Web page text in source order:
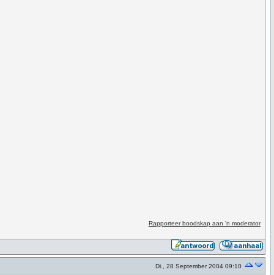
Rapporteer boodskap aan 'n moderator
Di., 28 September 2004 09:10